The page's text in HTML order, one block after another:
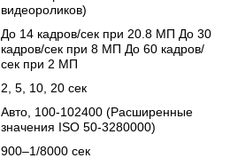
видеороликов)
До 14 кадров/сек при 20.8 МП До 30
кадров/сек при 8 МП До 60 кадров/
сек при 2 МП
2, 5, 10, 20 сек
Авто, 100-102400 (Расширенные
значения ISO 50-3280000)
900–1/8000 сек